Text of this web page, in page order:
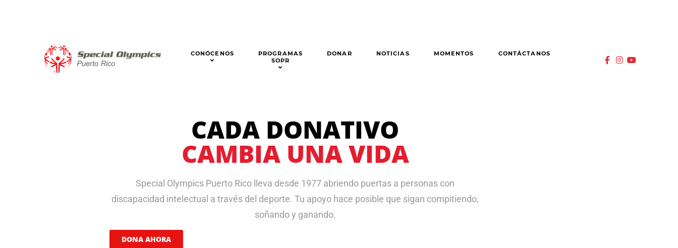
CONÓCENOS
PROGRAMAS
SOPR
DONAR NOTICIAS MOMENTOS CONTÁCTANOS
CADA DONATIVO
CAMBIA UNA VIDA
Special Olympics Puerto Rico lleva desde 1977 abriendo puertas a personas con
discapacidad intelectual a través del deporte. Tu apoyo hace posible que sigan compitiendo,
soñando y ganando.
DONA AHORA